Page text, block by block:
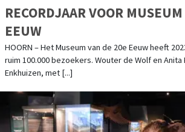
RECORDJAAR VOOR
EEUW
HOORN – Het Museum van de 20e Eeuw heeft
ruim 100.000 bezoekers. Wouter de Wolf en
Enkhuizen, met [...]